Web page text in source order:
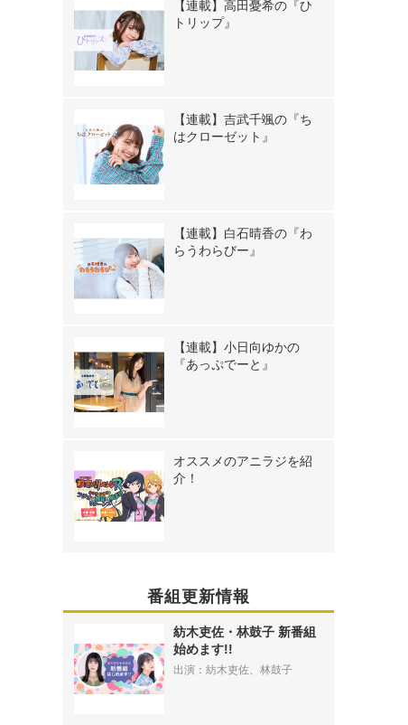
【連載】高田憂希の『ひ
トリップ』
【連載】吉武千颯の『ち
はクローゼット』
【連載】白石晴香の『わ
らうわらびー』
【連載】小日向ゆかの
『あっぷでーと』
オススメのアニラジを紹
介！
番組更新情報
紡木吏佐・林鼓子 新番組
始めます!!
出演：紡木吏佐、林鼓子